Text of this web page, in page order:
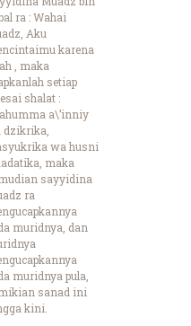
ra : Wahai
Aku
karena
, maka
setiap
shalat :
a\’inniy
dzikrika,
wa husni
maka
sayyidina
ra
muridnya, dan
muridnya pula,
sanad ini
kini.